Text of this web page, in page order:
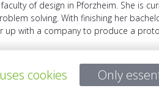
of design in Pforzheim. She is
solving. With finishing her
with a company to produce a
cookies Only